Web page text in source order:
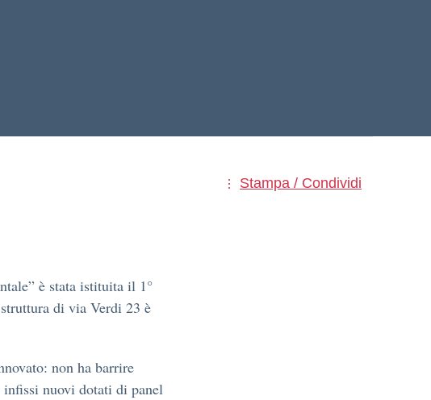
Stampa / Condividi
è stata istituita il 1°
di via Verdi 23 è
non ha barrire
infissi nuovi dotati di panel